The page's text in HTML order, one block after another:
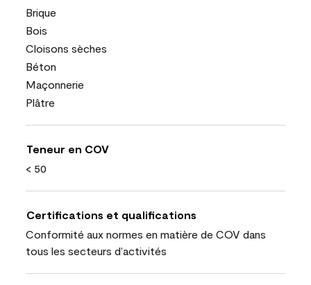
Brique
Bois
Cloisons sèches
Béton
Maçonnerie
Plâtre
Teneur en COV
< 50
Certifications et qualifications
Conformité aux normes en matière de COV dans
tous les secteurs d’activités